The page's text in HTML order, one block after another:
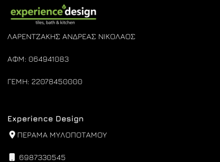
ΛΑΡΕΝΤΖΑΚΗΣ ΑΝΔΡΕΑΣ ΝΙΚΟΛΑΟΣ
ΑΦΜ: 064941083
ΓΕΜΗ: 22078450000
Experience Design
ΠΕΡΑΜΑ ΜΥΛΟΠΟΤΑΜΟΥ
6987330545